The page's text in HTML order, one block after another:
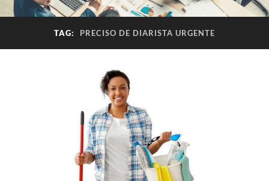
TAG: PRECISO DE DIARISTA URGENTE